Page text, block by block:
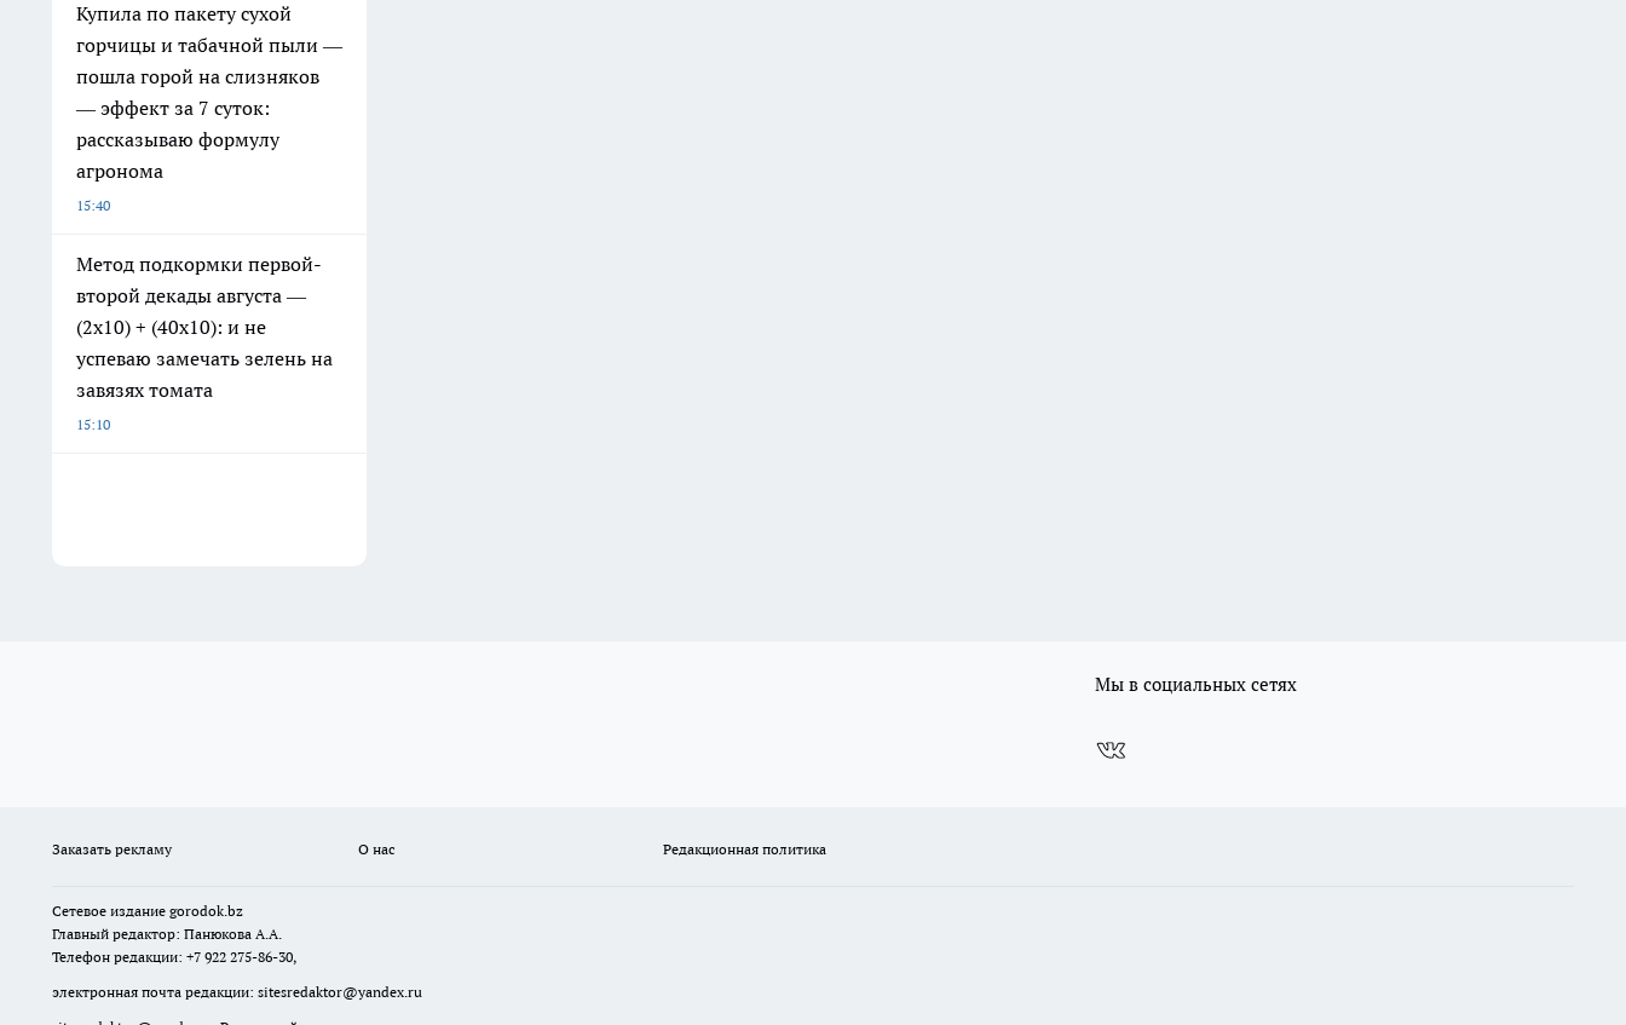
Купила по пакету сухой
горчицы и табачной пыли —
пошла горой на слизняков
— эффект за 7 суток:
рассказываю формулу
агронома
15:40
Метод подкормки первой-
второй декады августа —
(2х10) + (40х10): и не
успеваю замечать зелень на
завязях томата
15:10
Мы в социальных сетях
Заказать рекламу О нас Редакционная политика
Сетевое издание gorodok.bz
Главный редактор: Панюкова А.А.
Телефон редакции: +7 922 275-86-30,
электронная почта редакции: sitesredaktor@yandex.ru